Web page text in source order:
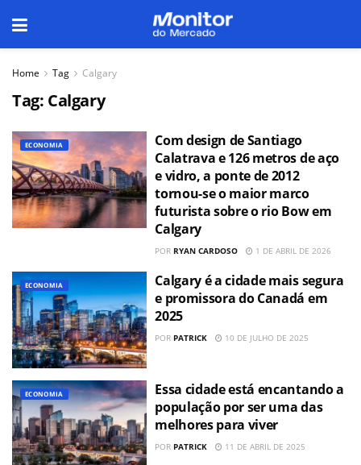
Home Tag Calgary
Tag: Calgary
ECONOMIA
Com design de Santiago
Calatrava e 126 metros de aço
e vidro, a ponte de 2012
tornou-se o maior marco
futurista sobre o rio Bow em
Calgary
POR RYAN CARDOSO 1 DE ABRIL DE 2026
ECONOMIA
Calgary é a cidade mais segura
e promissora do Canadá em
2025
POR PATRICK 10 DE JULHO DE 2025
ECONOMIA
Essa cidade está encantando a
população por ser uma das
melhores para viver
POR PATRICK 11 DE ABRIL DE 2025